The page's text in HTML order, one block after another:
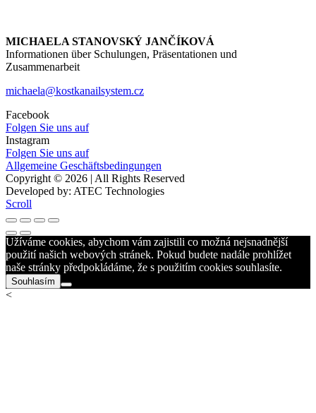
MICHAELA STANOVSKÝ JANČÍKOVÁ
Informationen über Schulungen, Präsentationen und
Zusammenarbeit
michaela@kostkanailsystem.cz
Facebook
Folgen Sie uns auf
Instagram
Folgen Sie uns auf
Allgemeine Geschäftsbedingungen
Copyright © 2026 | All Rights Reserved
Developed by: ATEC Technologies
Scroll
Užíváme cookies, abychom vám zajistili co možná nejsnadnější
použití našich webových stránek. Pokud budete nadále prohlížet
naše stránky předpokládáme, že s použitím cookies souhlasíte.
Souhlasím
<